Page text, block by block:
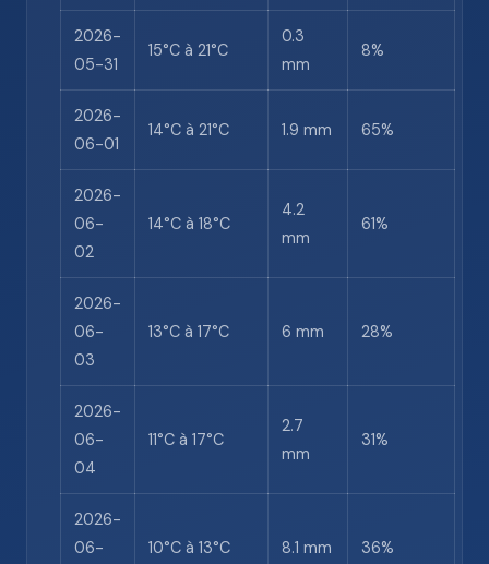
2026-
05-31
15°C à 21°C
0.3
mm
8%
2026-
06-01
14°C à 21°C 1.9 mm 65%
2026-
06-
02
14°C à 18°C
4.2
mm
61%
2026-
06-
03
13°C à 17°C 6 mm 28%
2026-
06-
04
11°C à 17°C
2.7
mm
31%
2026-
06-
10°C à 13°C 8.1 mm 36%